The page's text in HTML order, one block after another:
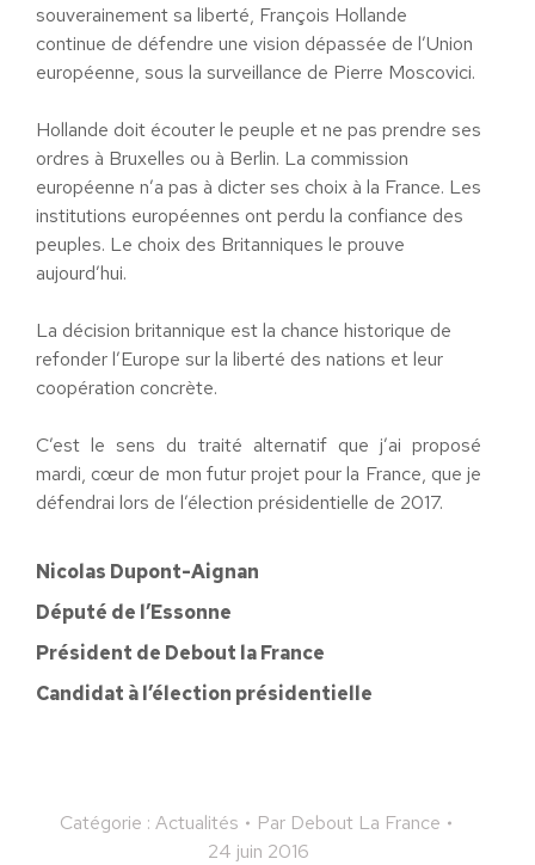
souverainement sa liberté, François Hollande
continue de défendre une vision dépassée de l’Union
européenne, sous la surveillance de Pierre Moscovici.
Hollande doit écouter le peuple et ne pas prendre ses
ordres à Bruxelles ou à Berlin. La commission
européenne n’a pas à dicter ses choix à la France. Les
institutions européennes ont perdu la confiance des
peuples. Le choix des Britanniques le prouve
aujourd’hui.
La décision britannique est la chance historique de
refonder l’Europe sur la liberté des nations et leur
coopération concrète.
C’est le sens du traité alternatif que j’ai proposé
mardi, cœur de mon futur projet pour la France, que je
défendrai lors de l’élection présidentielle de 2017.
Nicolas Dupont-Aignan
Député de l’Essonne
Président de Debout la France
Candidat à l’élection présidentielle
Catégorie : Actualités Par Debout La France
24 juin 2016